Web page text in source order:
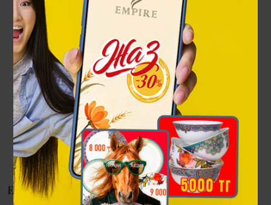
Sulutor лонгсливі
60 000 ₸
EMPIRE